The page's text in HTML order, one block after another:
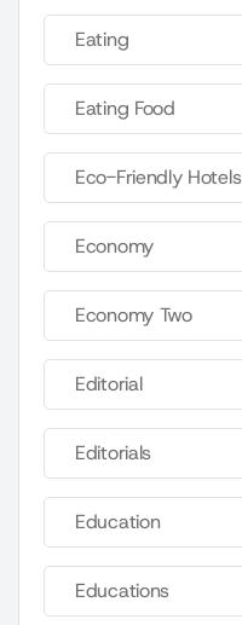
Eating
Eating Food
Eco-Friendly Hotels
Economy
Economy Two
Editorial
Editorials
Education
Educations